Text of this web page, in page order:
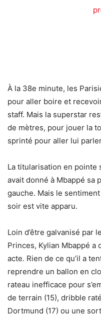
À la 38e minute, les
pour aller boire et
staff. Mais la superstar
de mètres, pour jouer la
sprinté pour aller lui
La titularisation en
avait donné à Mbappé sa
gauche. Mais le sentiment
soir est vite apparu.
Loin d’être galvanisé par
Princes, Kylian Mbappé
acte. Rien de ce qu’il a
reprendre un ballon en
rateau inefficace pour
de terrain (15), dribble
Dortmund (17) ou une